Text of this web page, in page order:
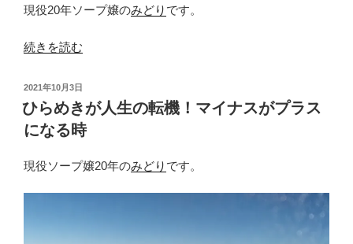
ッ
ス】”
現役20年ソープ嬢のみどり です。
“令
の
指
示
待
ち
ッ
続きを読む
投
稿
日:
2021年10月3日
ひらめきが人生の転機！マイナスがプラス
になる時
現役ソープ嬢20年のみどり です。